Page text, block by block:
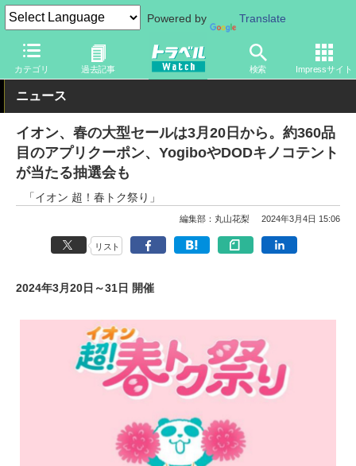
Powered by Translate
カテゴリ 過去記事 検索 Impressサイト
トラベル Watch 旅の情報 目的 商業施設
ニュース
イオン、春の大型セールは3月20日から。約360品
目のアプリクーポン、YogiboやDODキノコテント
が当たる抽選会も
「イオン 超！春トク祭り」
編集部：丸山花梨 2024年3月4日 15:06
リスト
2024年3月20日～31日 開催